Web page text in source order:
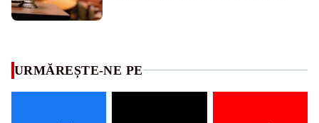
URMĂREȘTE-NE PE